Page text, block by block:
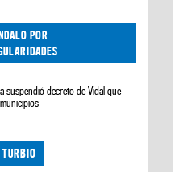
POR
suspendió decreto de Vidal que
TURBIO